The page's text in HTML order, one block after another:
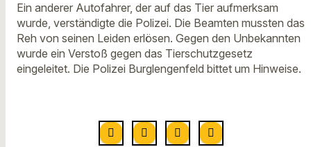
Ein anderer Autofahrer, der auf das Tier aufmerksam
wurde, verständigte die Polizei. Die Beamten mussten das
Reh von seinen Leiden erlösen. Gegen den Unbekannten
wurde ein Verstoß gegen das Tierschutzgesetz
eingeleitet. Die Polizei Burglengenfeld bittet um Hinweise.